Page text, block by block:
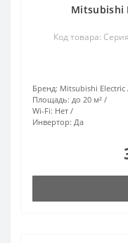
Mitsubishi
Код товара:
Бренд: Mitsubishi Electric
Площадь: до 20 м²
Wi-Fi: Нет
Инвертор: Да